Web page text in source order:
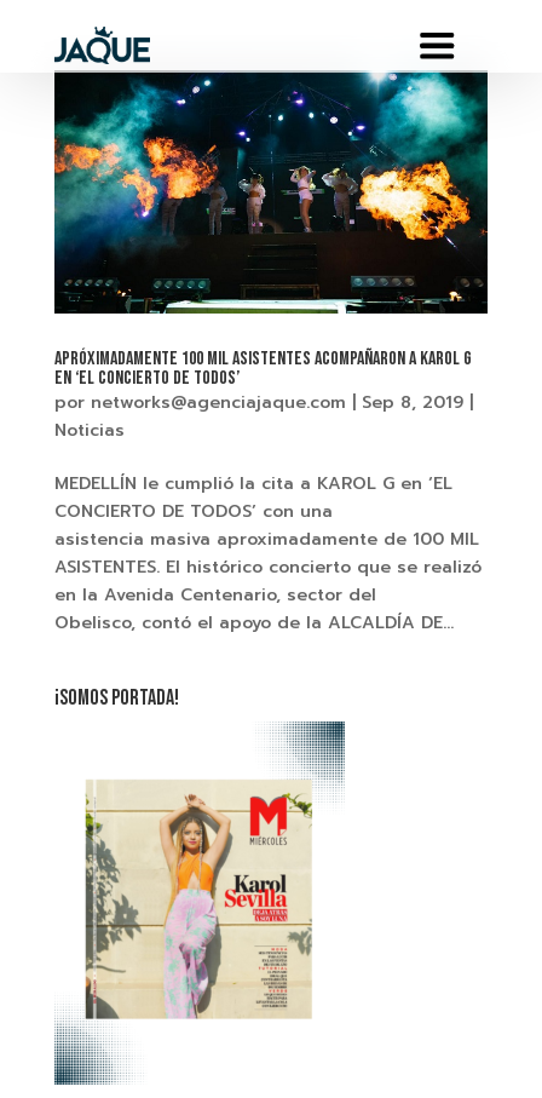
APRÓXIMADAMENTE 100 MIL ASISTENTES ACOMPAÑARON A KAROL G
EN ‘EL CONCIERTO DE TODOS’
por networks@agenciajaque.com Sep 8, 2019|
Noticias
MEDELLÍN le cumplió la cita a KAROL G en ‘EL
CONCIERTO DE TODOS’ con una
asistencia masiva aproximadamente de 100 MIL
ASISTENTES. El histórico concierto que se realizó
en la Avenida Centenario, sector del
Obelisco, contó el apoyo de la ALCALDÍA DE...
¡SOMOS PORTADA!